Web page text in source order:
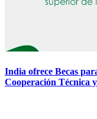
India ofrece Becas
Cooperación Técnica